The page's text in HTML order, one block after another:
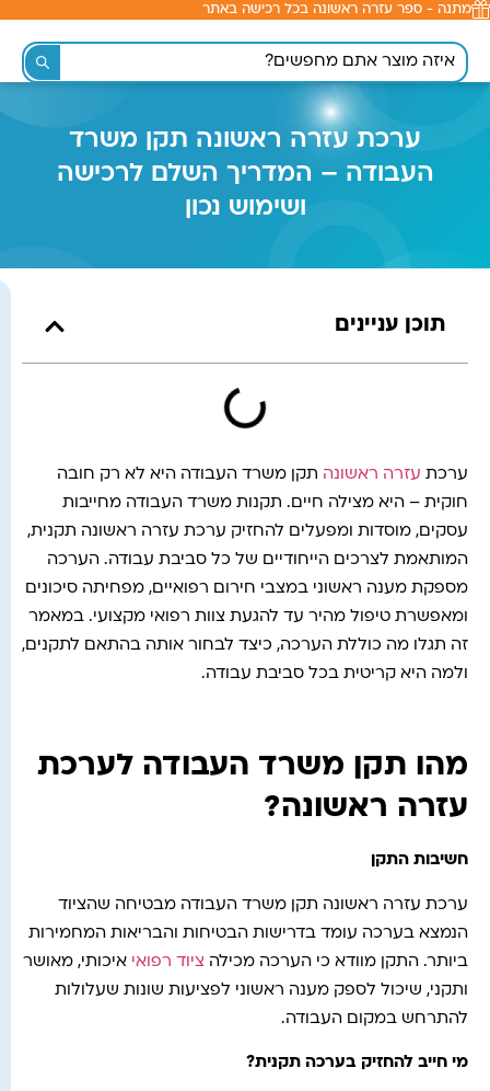
לתוכן
מתנה - ספר עזרה ראשונה בכל רכישה באתר
ערכת עזרה ראשונה תקן משרד
העבודה – המדריך השלם לרכישה
ושימוש נכון
תוכן עניינים
ערכת עזרה ראשונה תקן משרד העבודה היא לא רק חובה
חוקית – היא מצילה חיים. תקנות משרד העבודה מחייבות
עסקים, מוסדות ומפעלים להחזיק ערכת עזרה ראשונה תקנית,
המותאמת לצרכים הייחודיים של כל סביבת עבודה. הערכה
מספקת מענה ראשוני במצבי חירום רפואיים, מפחיתה סיכונים
ומאפשרת טיפול מהיר עד להגעת צוות רפואי מקצועי. במאמר
זה תגלו מה כוללת הערכה, כיצד לבחור אותה בהתאם לתקנים,
ולמה היא קריטית בכל סביבת עבודה.
מהו תקן משרד העבודה לערכת
עזרה ראשונה?
חשיבות התקן
ערכת עזרה ראשונה תקן משרד העבודה מבטיחה שהציוד
הנמצא בערכה עומד בדרישות הבטיחות והבריאות המחמירות
ביותר. התקן מוודא כי הערכה מכילה ציוד רפואי איכותי, מאושר
ותקני, שיכול לספק מענה ראשוני לפציעות שונות שעלולות
להתרחש במקום העבודה.
מי חייב להחזיק בערכה תקנית?